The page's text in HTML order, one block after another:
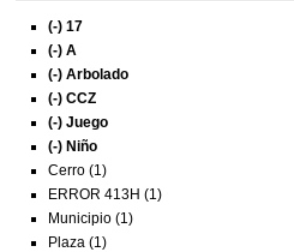
(-) 17
(-) A
(-) Arbolado
(-) CCZ
(-) Juego
(-) Niño
Cerro (1)
ERROR 413H (1)
Municipio (1)
Plaza (1)